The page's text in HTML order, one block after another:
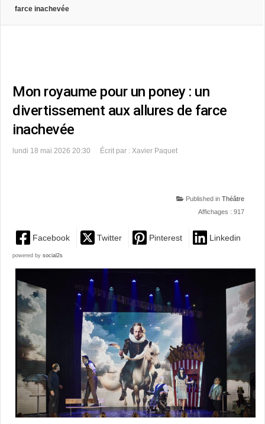
farce inachevée
Mon royaume pour un poney : un
divertissement aux allures de farce
inachevée
lundi 18 mai 2026 20:30 Écrit par : Xavier Paquet
Published in Théâtre
Affichages : 917
Facebook Twitter Pinterest Linkedin
powered by social2s